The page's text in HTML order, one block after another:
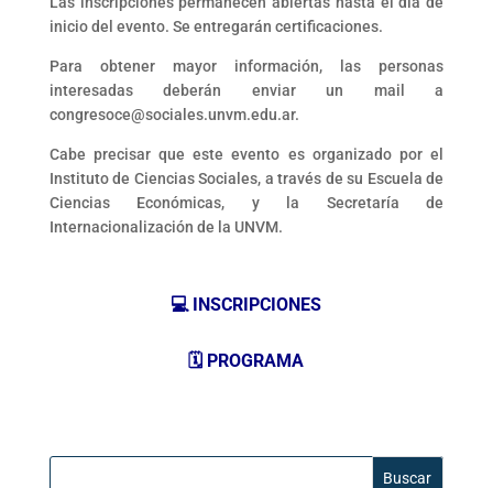
inicio del evento. Se entregarán certificaciones.
Para obtener mayor información, las personas
interesadas deberán enviar un mail a
congresoce@sociales.unvm.edu.ar.
Cabe precisar que este evento es organizado por el
Instituto de Ciencias Sociales, a través de su Escuela de
Ciencias Económicas, y la Secretaría de
Internacionalización de la UNVM.
💻 INSCRIPCIONES
🗓️ PROGRAMA
Buscar: